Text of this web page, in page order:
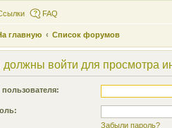
FAQ
главную Список форумов
войти для просмотра
Забыли пароль?